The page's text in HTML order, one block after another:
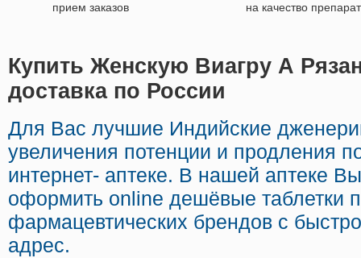
прием заказов на качество
Купить Женскую Виагру А
доставка по России
Для Вас лучшие Индийские
увеличения потенции и продления
интернет- аптеке. В нашей аптеке
оформить online дешёвые таблетки
фармацевтических брендов с
адрес.